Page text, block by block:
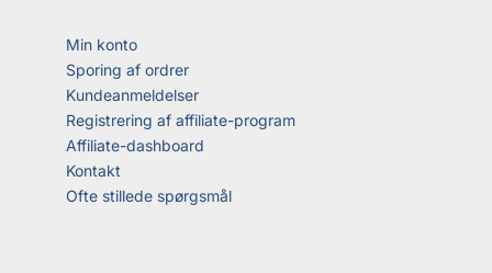
Min konto
Sporing af ordrer
Kundeanmeldelser
Registrering af affiliate-program
Affiliate-dashboard
Kontakt
Ofte stillede spørgsmål